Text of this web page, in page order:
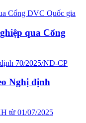
qua Cổng
Nghị định